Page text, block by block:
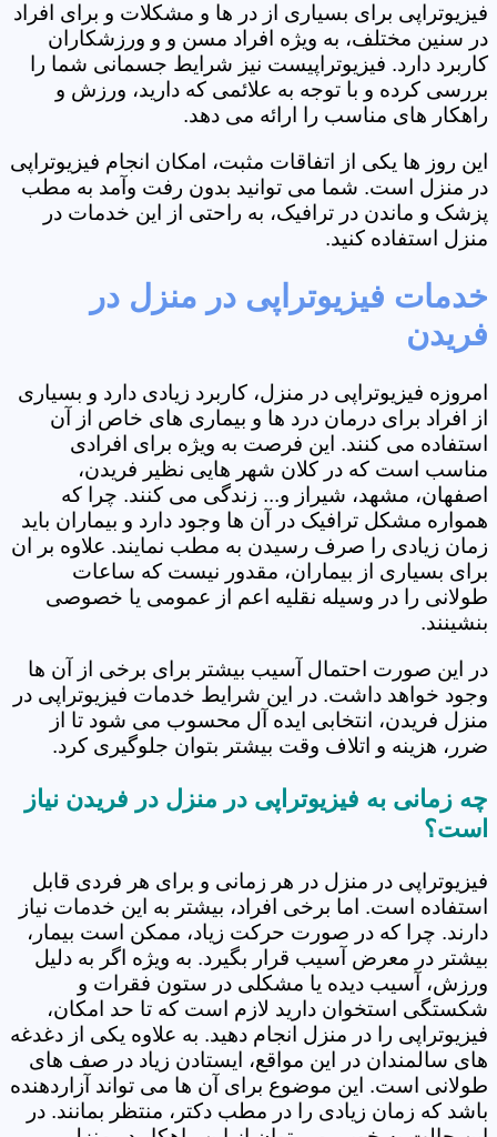
فیزیوتراپی برای بسیاری از در ها و مشکلات و برای افراد
در سنین مختلف، به ویژه افراد مسن و و ورزشکاران
کاربرد دارد. فیزیوتراپیست نیز شرایط جسمانی شما را
بررسی کرده و با توجه به علائمی که دارید، ورزش و
راهکار های مناسب را ارائه می دهد.
این روز ها یکی از اتفاقات مثبت، امکان انجام فیزیوتراپی
در منزل است. شما می توانید بدون رفت وآمد به مطب
پزشک و ماندن در ترافیک، به راحتی از این خدمات در
منزل استفاده کنید.
خدمات فیزیوتراپی در منزل در
فریدن
امروزه فیزیوتراپی در منزل، کاربرد زیادی دارد و بسیاری
از افراد برای درمان درد ها و بیماری های خاص از آن
استفاده می کنند. این فرصت به ویژه برای افرادی
مناسب است که در کلان شهر هایی نظیر فریدن،
اصفهان، مشهد، شیراز و... زندگی می کنند. چرا که
همواره مشکل ترافیک در آن ها وجود دارد و بیماران باید
زمان زیادی را صرف رسیدن به مطب نمایند. علاوه بر ان
برای بسیاری از بیماران، مقدور نیست که ساعات
طولانی را در وسیله نقلیه اعم از عمومی یا خصوصی
بنشینند.
در این صورت احتمال آسیب بیشتر برای برخی از آن ها
وجود خواهد داشت. در این شرایط خدمات فیزیوتراپی در
منزل فریدن، انتخابی ایده آل محسوب می شود تا از
ضرر، هزینه و اتلاف وقت بیشتر بتوان جلوگیری کرد.
چه زمانی به فیزیوتراپی در منزل در فریدن نیاز
است؟
فیزیوتراپی در منزل در هر زمانی و برای هر فردی قابل
استفاده است. اما برخی افراد، بیشتر به این خدمات نیاز
دارند. چرا که در صورت حرکت زیاد، ممکن است بیمار،
بیشتر در معرض آسیب قرار بگیرد. به ویژه اگر به دلیل
ورزش، آسیب دیده یا مشکلی در ستون فقرات و
شکستگی استخوان دارید لازم است که تا حد امکان،
فیزیوتراپی را در منزل انجام دهید. به علاوه یکی از دغدغه
های سالمندان در این مواقع، ایستادن زیاد در صف های
طولانی است. این موضوع برای آن ها می تواند آزاردهنده
باشد که زمان زیادی را در مطب دکتر، منتظر بمانند. در